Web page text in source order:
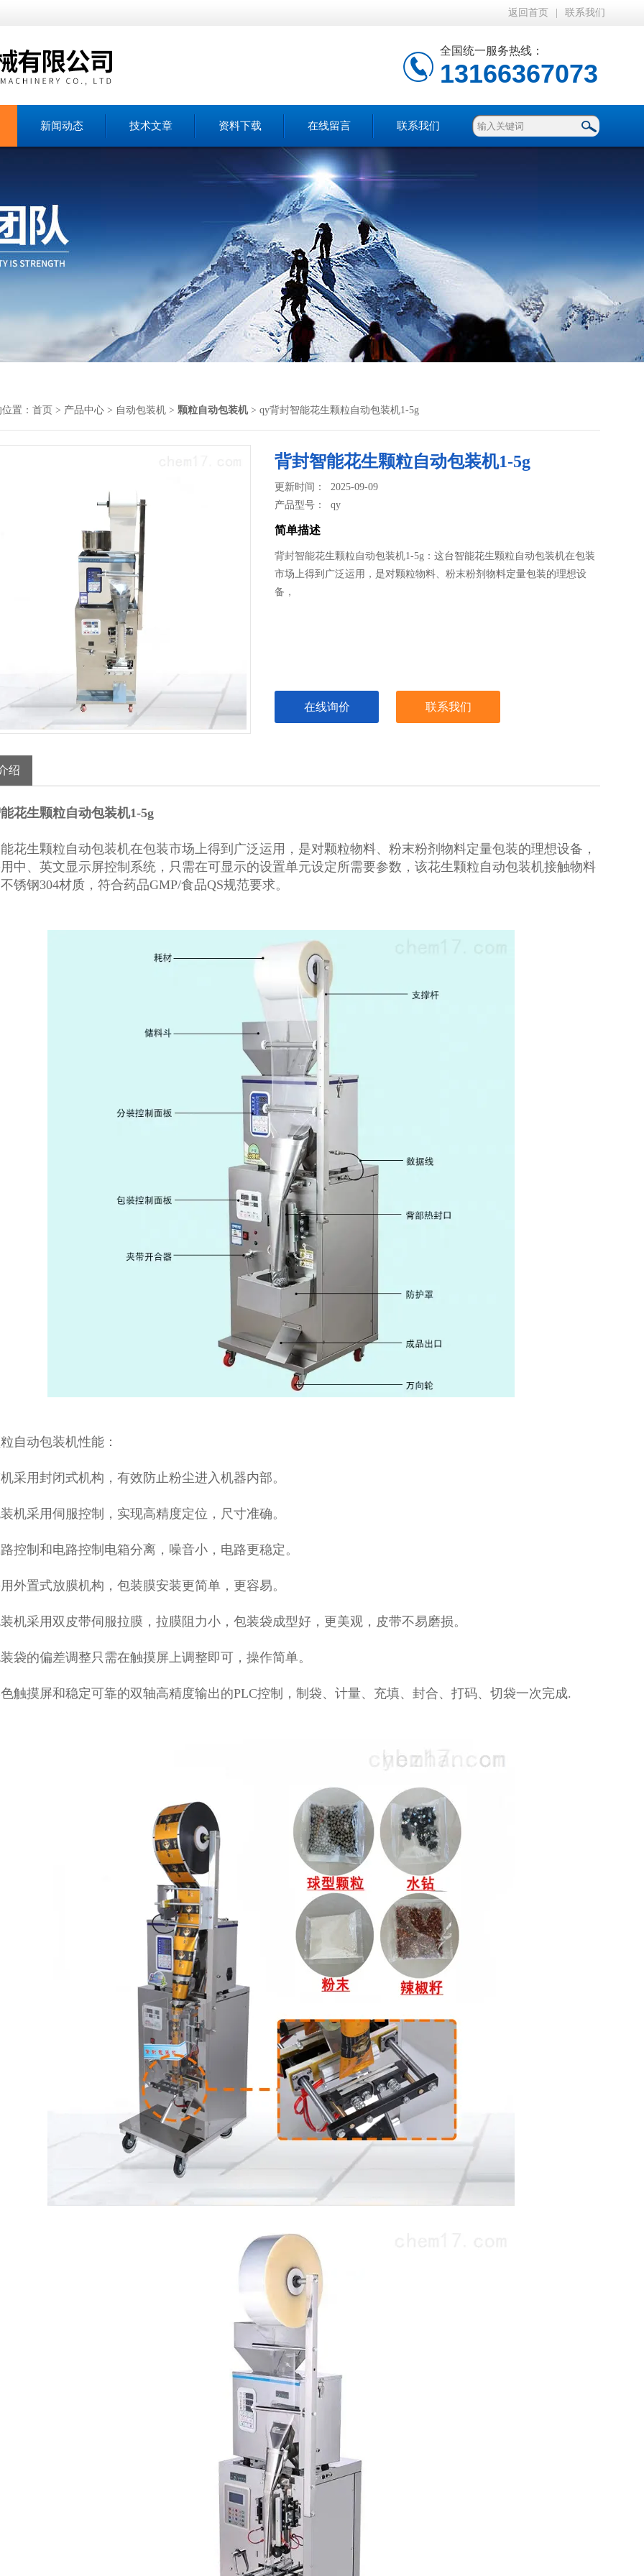
返回首页 联系我们
全国统一服务热线：
13166367073
新闻动态 技术文章 资料下载 在线留言 联系我们
置： 首页 > 产品中心 > 自动包装机 > 颗粒自动包装机> qy背封智能花生颗粒自动包装机1-5g
背封智能花生颗粒自动包装机1-5g
更新时间： 2025-09-09
产品型号：qy
简单描述
背封智能花生颗粒自动包装机1-5g：这台智能花生颗粒自动包装机在包装
市场上得到广泛运用，是对颗粒物料、粉末粉剂物料定量包装的理想设
备，
在线询价 联系我们
绍
花生颗粒自动包装机1-5g
花生颗粒自动包装机在包装市场上得到广泛运用，是对颗粒物料、粉末粉剂物料定量包装的理想设备，
中、英文显示屏控制系统，只需在可显示的设置单元设定所需要参数，该花生颗粒自动包装机接触物料
锈钢304材质，符合药品GMP/食品QS规范要求。
自动包装机性能：
用封闭式机构，有效防止粉尘进入机器内部。
采用伺服控制，实现高精度定位，尺寸准确。
制和电路控制电箱分离，噪音小，电路更稳定。
置式放膜机构，包装膜安装更简单，更容易。
采用双皮带伺服拉膜，拉膜阻力小，包装袋成型好，更美观，皮带不易磨损。
的偏差调整只需在触摸屏上调整即可，操作简单。
摸屏和稳定可靠的双轴高精度输出的PLC控制，制袋、计量、充填、封合、打码、切袋一次完成.